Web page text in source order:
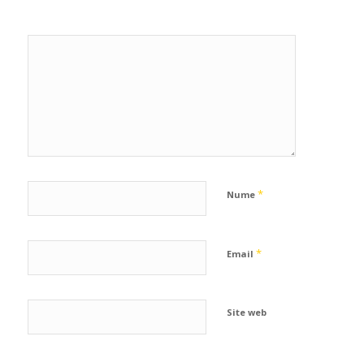
Nume *
Email *
Site web